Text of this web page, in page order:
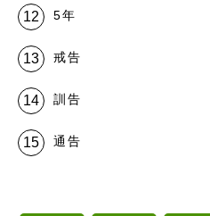
5年
戒告
訓告
通告